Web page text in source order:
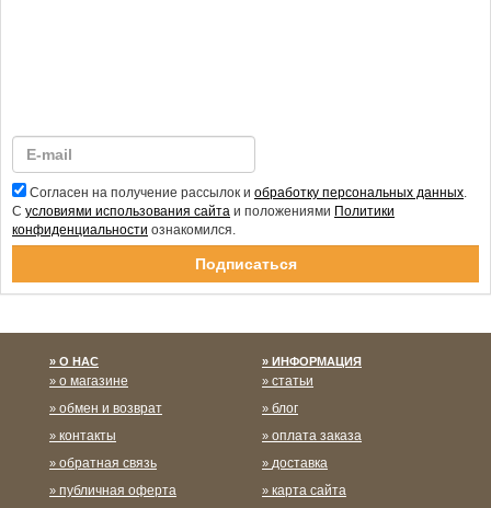
Согласен на получение рассылок и обработку персональных данных
С условиями использования сайта и положениями Политики
конфиденциальности ознакомился.
О НАС
о магазине
обмен и возврат
контакты
обратная связь
публичная оферта
ИНФОРМАЦИЯ
статьи
блог
оплата заказа
доставка
карта сайта